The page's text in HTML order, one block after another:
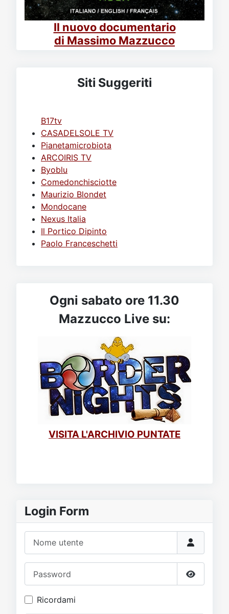
Login Form
Mostra
Ricordami
Il nuovo documentario
di Massimo Mazzucco
Siti Suggeriti
B17tv
CASADELSOLE TV
Pianetamicrobiota
ARCOIRIS TV
Byoblu
Comedonchisciotte
Maurizio Blondet
Mondocane
Nexus Italia
Il Portico Dipinto
Paolo Franceschetti
Ogni sabato ore 11.30
Mazzucco Live su:
VISITA L'ARCHIVIO PUNTATE